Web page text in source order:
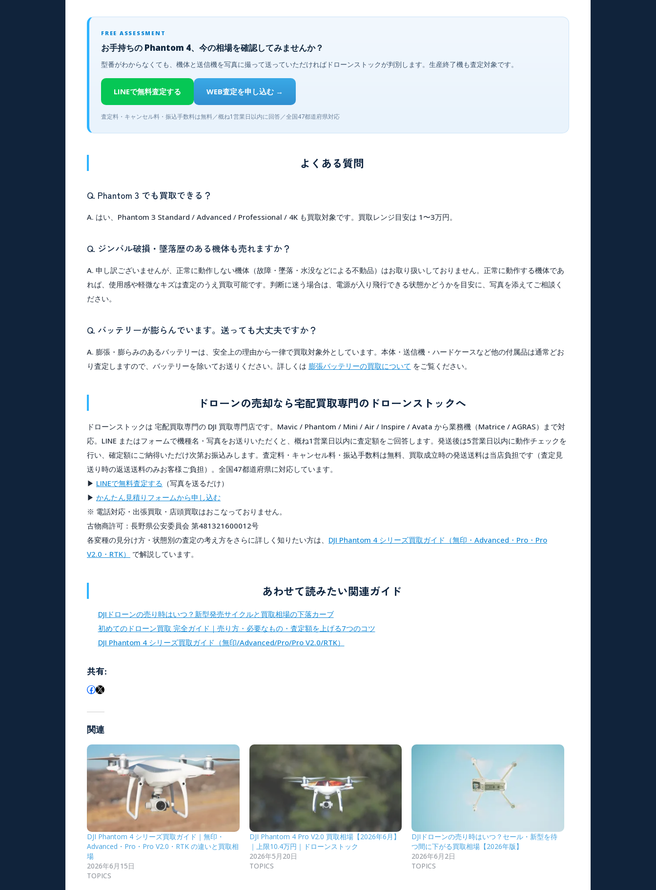
FREE ASSESSMENT
お手持ちの Phantom 4、今の相場を確認してみませんか？
型番がわからなくても、機体と送信機を写真に撮って送っていただければドローンストックが判別します。生産終了機も査定対象です。
LINEで無料査定する WEB査定を申し込む →
査定料・キャンセル料・振込手数料は無料／概ね1営業日以内に回答／全国47都道府県対応
よくある質問
Q. Phantom 3 でも買取できる？
A. はい、Phantom 3 Standard / Advanced / Professional / 4K も買取対象です。買取レンジ目安は 1〜3万円。
Q. ジンバル破損・墜落歴のある機体も売れますか？
A. 申し訳ございませんが、 正常に動作しない機体（故障・墜落・水没などによる不動品）はお取り扱いしておりません。正常に動作する機体であ
れば、使用感や軽微なキズは査定のうえ買取可能です。判断に迷う場合は、電源が入り飛行できる状態かどうかを目安に、写真を添えてご相談く
ださい。
Q. バッテリーが膨らんでいます。送っても大丈夫ですか？
A. 膨張・膨らみのあるバッテリーは、安全上の理由から一律で買取対象外としています。本体・送信機・ハードケースなど他の付属品は通常どお
り査定しますので、バッテリーを除いてお送りください。詳しくは 膨張バッテリーの買取について をご覧ください。
ドローンの売却なら宅配買取専門のドローンストックへ
ドローンストックは 宅配買取専門の DJI 買取専門店です。Mavic / Phantom / Mini / Air / Inspire / Avata から業務機（Matrice / AGRAS）まで対
応。LINE またはフォームで機種名・写真をお送りいただくと、 概ね1営業日以内に査定額をご回答します。発送後は5営業日以内に動作チェックを
行い、確定額にご納得いただけ次第お振込みします。査定料・キャンセル料・振込手数料は無料、買取成立時の発送送料は当店負担です（査定見
送り時の返送送料のみお客様ご負担）。全国47都道府県に対応しています。
▶ LINEで無料査定する （写真を送るだけ）
▶ かんたん見積りフォームから申し込む
※ 電話対応・出張買取・店頭買取はおこなっておりません。
古物商許可：長野県公安委員会 第481321600012号
各変種の見分け方・状態別の査定の考え方をさらに詳しく知りたい方は、 DJI Phantom 4 シリーズ買取ガイド（無印・Advanced・Pro・Pro
V2.0・RTK）
で解説しています。
あわせて読みたい関連ガイド
DJIドローンの売り時はいつ？新型発売サイクルと買取相場の下落カーブ
初めてのドローン買取 完全ガイド｜売り方・必要なもの・査定額を上げる7つのコツ
DJI Phantom 4 シリーズ買取ガイド（無印/Advanced/Pro/Pro V2.0/RTK）
共有:
関連
DJI Phantom 4 シリーズ買取ガイド｜無印・
Advanced・Pro・Pro V2.0・RTK の違いと買取相
場
2026年6月15日
TOPICS
DJI Phantom 4 Pro V2.0 買取相場【2026年6月】
｜上限10.4万円｜ドローンストック
2026年5月20日
TOPICS
DJIドローンの売り時はいつ？セール・新型を待
つ間に下がる買取相場【2026年版】
2026年6月2日
TOPICS